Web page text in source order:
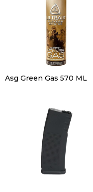
Asg Green Gas 570 ML